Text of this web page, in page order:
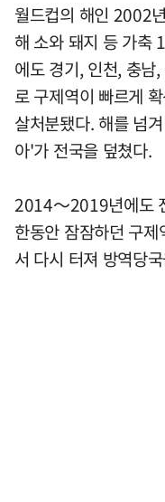
월드컵의 해인 2002
해 소와 돼지 등 가축
에도 경기, 인천, 충남
로 구제역이 빠르게
살처분됐다. 해를 넘
아'가 전국을 덮쳤다.
2014～2019년에도
한동안 잠잠하던 구
서 다시 터져 방역당